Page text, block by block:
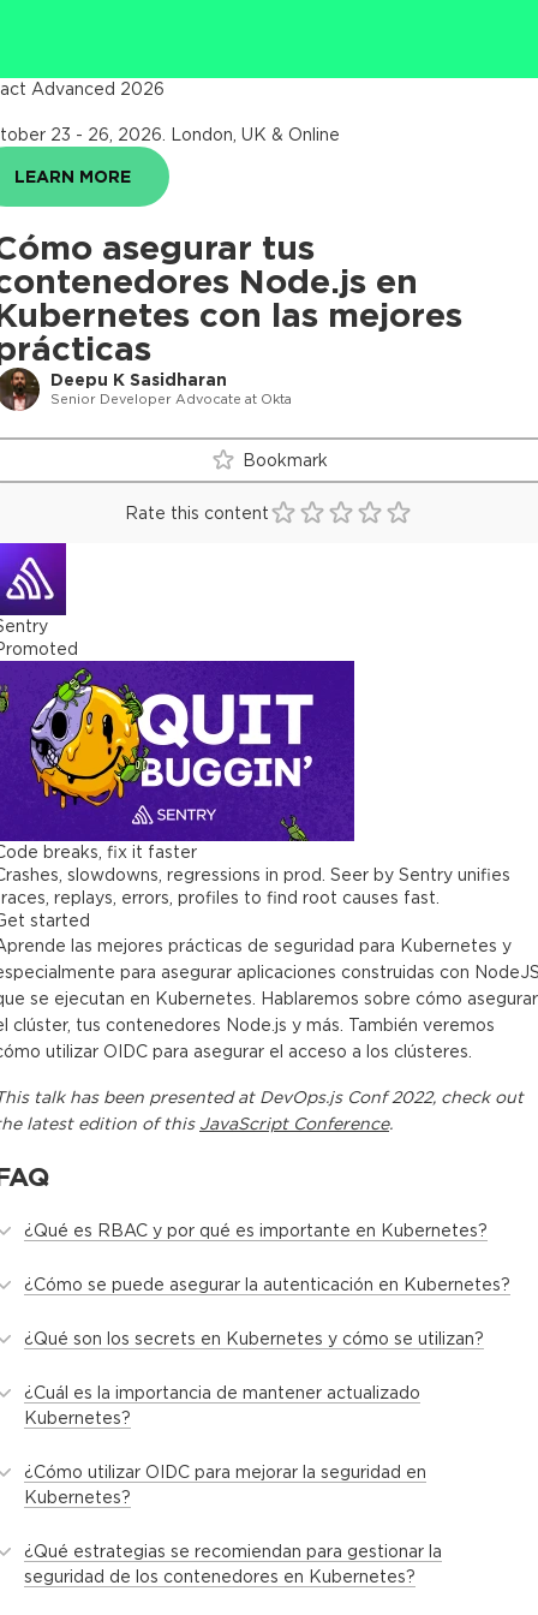
asegurar tus
Node.js en
con las mejores
Deepu K Sasidharan
Senior Developer Advocate at Okta
Advanced 2026
23 - 26, 2026 London, UK & Online
LEARN MORE
Bookmark
Rate this content
breaks, fix it faster
slowdowns, regressions in prod. Seer by Sentry unifies
replays, errors, profiles to find root causes fast.
started
las mejores prácticas de seguridad para Kubernetes y
para asegurar aplicaciones construidas con
se ejecutan en Kubernetes. Hablaremos sobre cómo asegurar
clúster, tus contenedores Node.js y más. También veremos
utilizar OIDC para asegurar el acceso a los clústeres.
talkhas been presented at DevOps.js Conf 2022, check out
latest edition of this JavaScript Conference.
¿Qué es RBAC y por qué es importante en Kubernetes?
¿Cómo se puede asegurar la autenticación en Kubernetes?
¿Qué son los secrets en Kubernetes y cómo se utilizan?
¿Cuál es la importancia de mantener actualizado
Kubernetes?
¿Cómo utilizar OIDC para mejorar la seguridad en
Kubernetes?
¿Qué estrategias se recomiendan para gestionar la
seguridad de los contenedores en Kubernetes?